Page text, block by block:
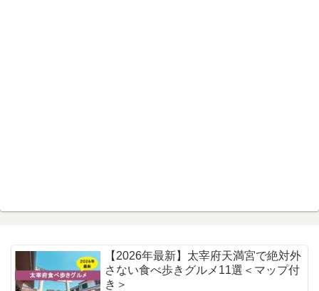
【2026年最新】太宰府天満宮で絶対外
さない食べ歩きグルメ11選＜マップ付
き＞